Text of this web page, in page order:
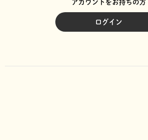
アカウントをお持ちの方
ログイン